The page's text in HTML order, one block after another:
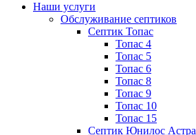
Наши услуги
Обслуживание септиков
Септик Топас
Топас 4
Топас 5
Топас 6
Топас 8
Топас 9
Топас 10
Топас 15
Септик Юнилос Астра